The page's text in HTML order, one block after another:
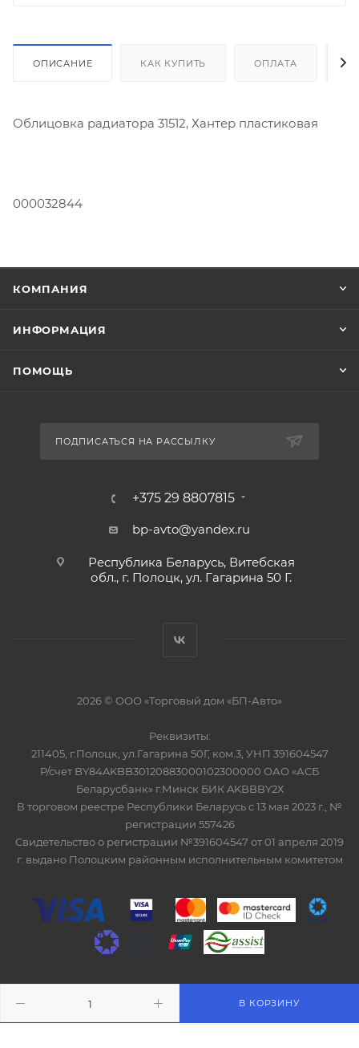
В КОРЗИНУ
ОПИСАНИЕ КАК КУПИТЬ ОПЛАТА
Облицовка радиатора 31512, Хантер пластиковая
000032844
КОМПАНИЯ
ИНФОРМАЦИЯ
ПОМОЩЬ
ПОДПИСАТЬСЯ НА РАССЫЛКУ
+375 29 8807815
bp-avto@yandex.ru
Республика Беларусь, Витебская
обл., г. Полоцк, ул. Гагарина 50 Г.
2026 © ООО «Торговый дом «БП-Авто»
Реквизиты:
211405, г.Полоцк, ул.Гагарина 50Г, ком.3, УНП 391604547
Р/счет BY84AKBB30120883000102300000 ОАО «АСБ
Беларусбанк» г.Минск БИК AKBBBY2Х
В торговом реестре Республики Беларусь с 13 мая 2023 г., №
регистрации 557426
Свидетельство о регистрации №391604547 от 01 апреля 2019
г. выдано Полоцким районным исполнительным комитетом